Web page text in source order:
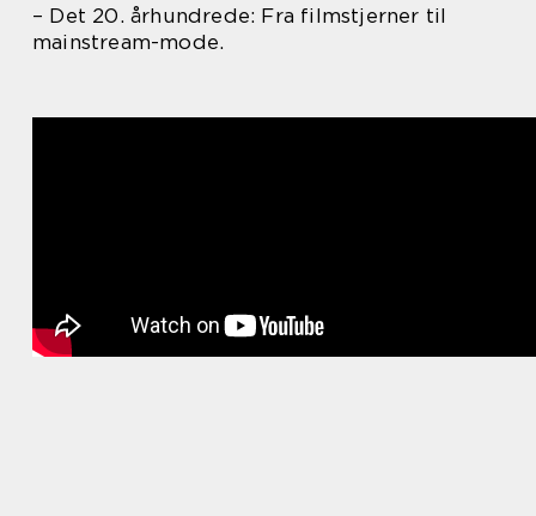
– Det 20. århundrede: Fra filmstjerner til
mainstream-mode.